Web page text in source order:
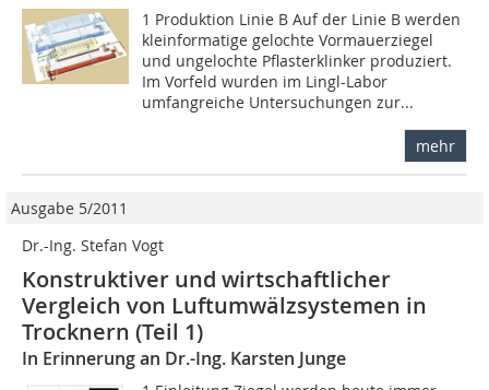
1 Produktion Linie B Auf der Linie B werden
kleinformatige gelochte Vormauerziegel
und ungelochte Pflasterklinker produziert.
Im Vorfeld wurden im Lingl-Labor
umfangreiche Untersuchungen zur...
mehr
Ausgabe 5/2011
Dr.-Ing. Stefan Vogt
Konstruktiver und wirtschaftlicher
Vergleich von Luftumwälzsystemen in
Trocknern (Teil 1)
In Erinnerung an Dr.-Ing. Karsten Junge